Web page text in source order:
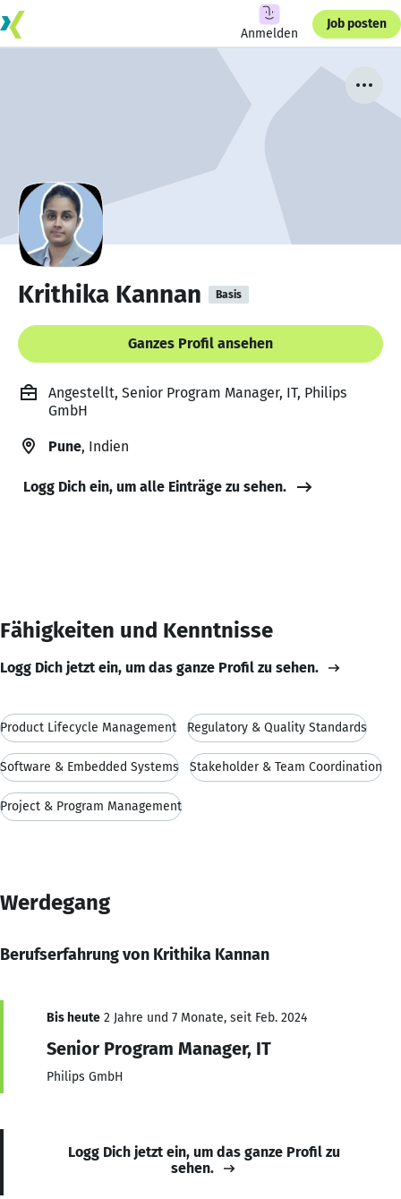
Anmelden
Job posten
Krithika Kannan Basis
Ganzes Profil ansehen
Angestellt, Senior Program Manager, IT, Philips
GmbH
Pune, Indien
Logg Dich ein, um alle Einträge zu sehen.
Fähigkeiten und Kenntnisse
Logg Dich jetzt ein, um das ganze Profil zu sehen.
Product Lifecycle Management Regulatory & Quality Standards
Software & Embedded Systems Stakeholder & Team Coordination
Project & Program Management
Werdegang
Berufserfahrung von Krithika Kannan
Bis heute 2 Jahre und 7 Monate, seit Feb. 2024
Senior Program Manager, IT
Philips GmbH
Logg Dich jetzt ein, um das ganze Profil zu
sehen.